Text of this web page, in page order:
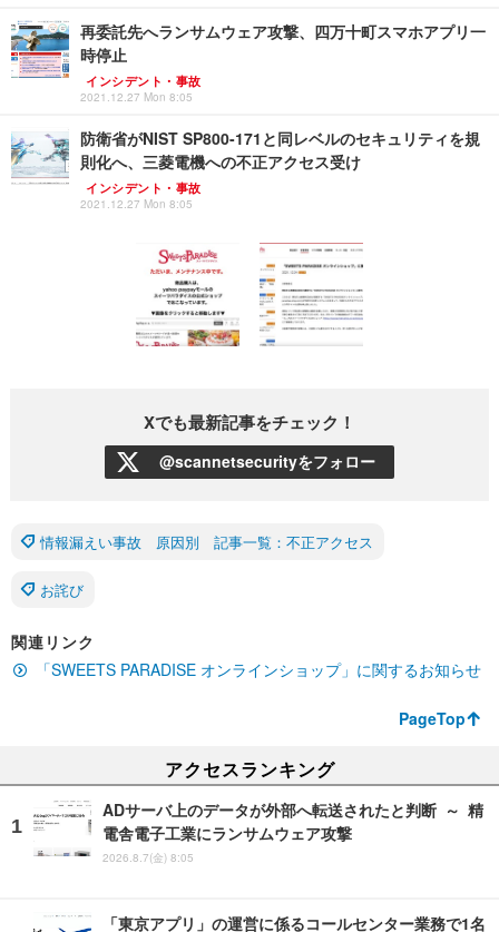
再委託先へランサムウェア攻撃、四万十町スマホアプリ一
時停止
インシデント・事故
2021.12.27 Mon 8:05
防衛省がNIST SP800-171と同レベルのセキュリティを規
則化へ、三菱電機への不正アクセス受け
インシデント・事故
2021.12.27 Mon 8:05
Xでも最新記事をチェック！
@scannetsecurityをフォロー
情報漏えい事故 原因別 記事一覧：不正アクセス
お詫び
関連リンク
「SWEETS PARADISE オンラインショップ」に関するお知らせ
PageTop
アクセスランキング
ADサーバ上のデータが外部へ転送されたと判断 ～ 精
電舎電子工業にランサムウェア攻撃
2026.8.7(金) 8:05
「東京アプリ」の運営に係るコールセンター業務で1名